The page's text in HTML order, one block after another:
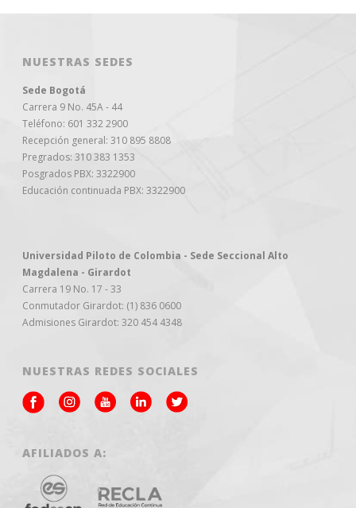
NUESTRAS SEDES
Sede Bogotá
Carrera 9 No. 45A - 44
Teléfono: 601 332 2900
Recepción general: 310 895 8808
Pregrados: 310 383 1353
Posgrados PBX: 3322900
Educación continuada PBX: 3322900
Universidad Piloto de Colombia - Sede Seccional Alto
Magdalena - Girardot
Carrera 19 No. 17 - 33
Conmutador Girardot: (1) 836 0600
Admisiones Girardot: 320 454 4348
NUESTRAS REDES SOCIALES
AFILIADOS A: